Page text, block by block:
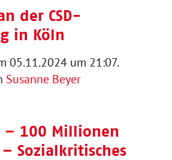
der CSD-
in Köln
05.11.2024 um 21:07.
Susanne Beyer
– 100 Millionen
– Sozialkritisches